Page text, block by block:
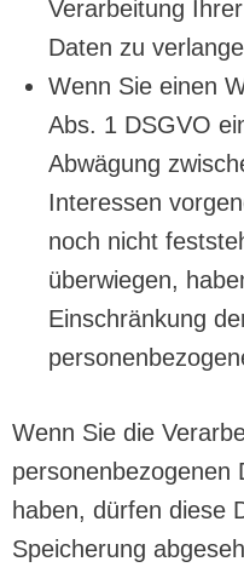
Verarbeitung
Daten zu
Wenn Sie einen
Abs. 1 DSGVO
Abwägung
Interessen
noch nicht
überwiegen,
Einschränkung
Wenn Sie die
personenbezogenen
haben, dürfen diese
Speicherung